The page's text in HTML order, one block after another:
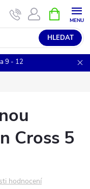
HLEDAT
NÁKUPNÍ
KOŠÍK
9 - 12
Cross 5
hodnocení